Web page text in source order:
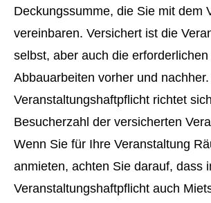
Deckungssumme, die Sie mit dem
vereinbaren. Versichert ist die
selbst, aber auch die erforderlichen
Abbauarbeiten vorher und
Veranstaltungshaftpflicht richtet
Besucherzahl der versicherten
Wenn Sie für Ihre Veranstaltung
anmieten, achten Sie darauf, dass
Veranstaltungshaftpflicht auch